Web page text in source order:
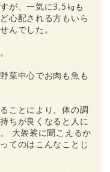
が、一気に3,5㎏も
心配される方もいら
んでした。
菜中心でお肉も魚も
ことにより、体の調
ちが良くなると人に
大袈裟に聞こえるか
てのはこんなことじ